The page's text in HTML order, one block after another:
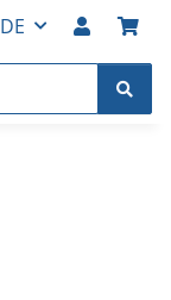
DE